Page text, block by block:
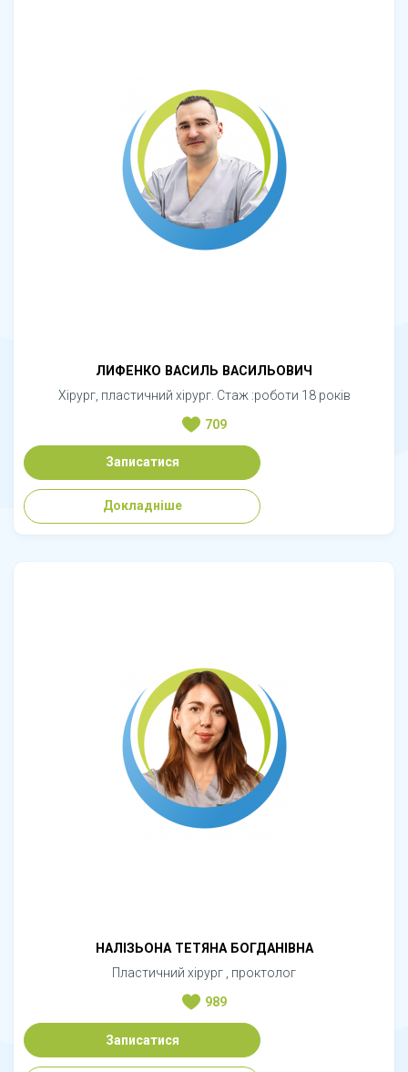
ЛИФЕНКО ВАСИЛЬ ВАСИЛЬОВИЧ
Хірург, пластичний хірург. Стаж :роботи 18 років
709
Записатися
Докладніше
НАЛІЗЬОНА ТЕТЯНА БОГДАНІВНА
Пластичний хірург , проктолог
989
Записатися